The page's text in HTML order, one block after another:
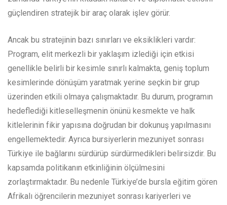
güçlendiren stratejik bir araç olarak işlev görür.
Ancak bu stratejinin bazı sınırları ve eksiklikleri vardır:
Program, elit merkezli bir yaklaşım izlediği için etkisi
genellikle belirli bir kesimle sınırlı kalmakta, geniş toplum
kesimlerinde dönüşüm yaratmak yerine seçkin bir grup
üzerinden etkili olmaya çalışmaktadır. Bu durum, programın
hedeflediği kitleselleşmenin önünü kesmekte ve halk
kitlelerinin fikir yapısına doğrudan bir dokunuş yapılmasını
engellemektedir. Ayrıca bursiyerlerin mezuniyet sonrası
Türkiye ile bağlarını sürdürüp sürdürmedikleri belirsizdir. Bu
kapsamda politikanın etkinliğinin ölçülmesini
zorlaştırmaktadır. Bu nedenle Türkiye’de bursla eğitim gören
Afrikalı öğrencilerin mezuniyet sonrası kariyerleri ve